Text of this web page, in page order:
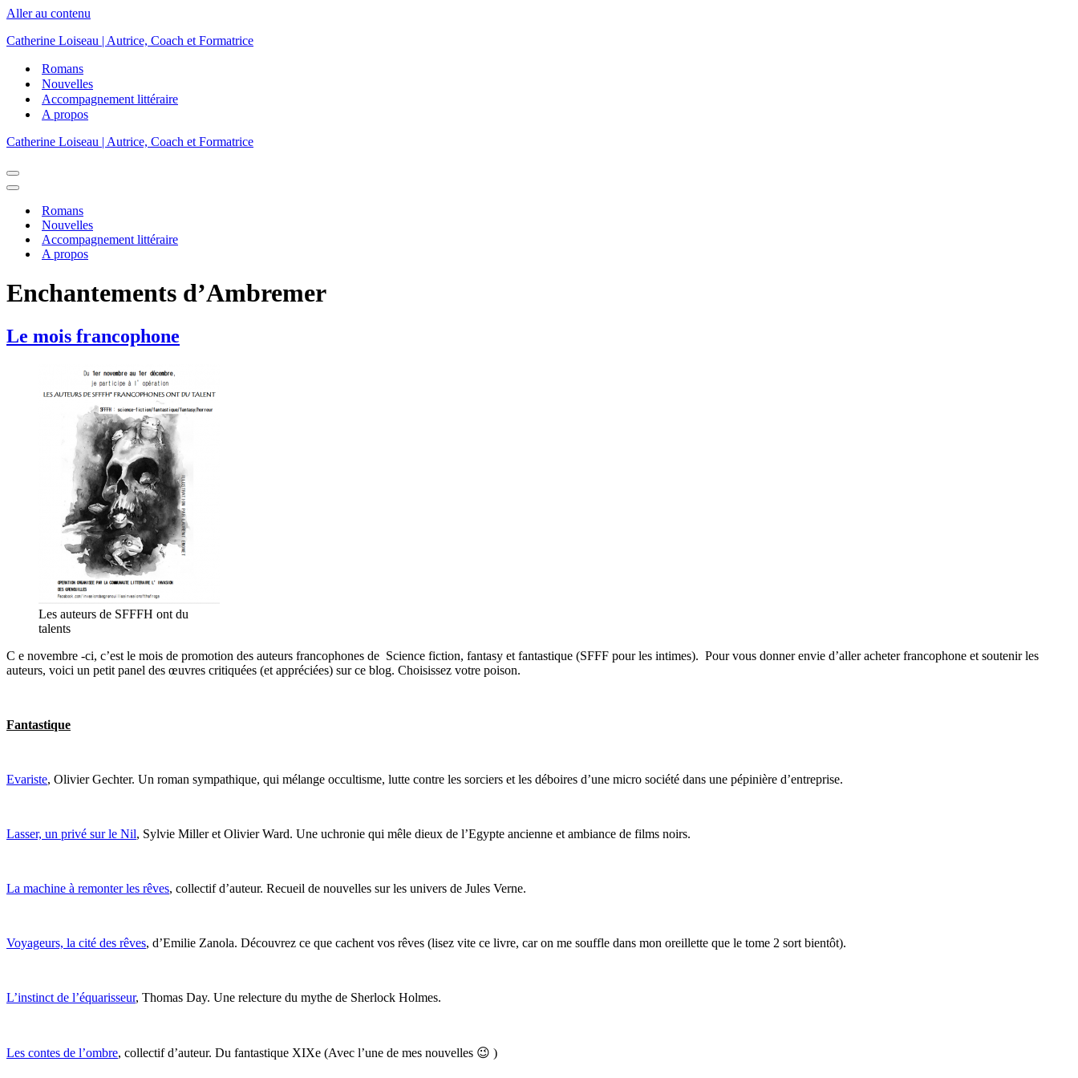
Aller au contenu
Catherine Loiseau | Autrice, Coach et Formatrice
Romans
Nouvelles
Accompagnement littéraire
A propos
Catherine Loiseau | Autrice, Coach et Formatrice
Menu
de
Menu
navigationRomans
Nouvelles
Accompagnement littéraire
A propos
Enchantements d’Ambremer
Le mois francophone
Les auteurs de SFFFH ont du
talents
C e novembre -ci, c’est le mois de promotion des auteurs francophones de Science fiction, fantasy et fantastique (SFFF pour les intimes). Pour vous donner envie d’aller acheter francophone et soutenir les
auteurs, voici un petit panel des œuvres critiquées (et appréciées) sur ce blog. Choisissez votre poison.
Fantastique
Evariste, Olivier Gechter. Un roman sympathique, qui mélange occultisme, lutte contre les sorciers et les déboires d’une micro société dans une pépinière d’entreprise.
Lasser, un privé sur le Nil, Sylvie Miller et Olivier Ward. Une uchronie qui mêle dieux de l’Egypte ancienne et ambiance de films noirs.
La machine à remonter les rêves, collectif d’auteur. Recueil de nouvelles sur les univers de Jules Verne.
Voyageurs, la cité des rêves, d’Emilie Zanola. Découvrez ce que cachent vos rêves (lisez vite ce livre, car on me souffle dans mon oreillette que le tome 2 sort bientôt).
L’instinct de l’équarisseur, Thomas Day. Une relecture du mythe de Sherlock Holmes.
Les contes de l’ombre, collectif d’auteur. Du fantastique XIXe (Avec l’une de mes nouvelles 😉 )